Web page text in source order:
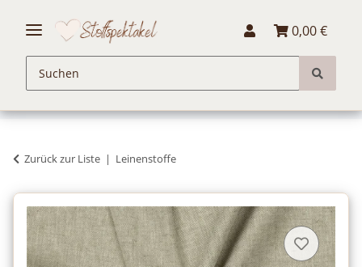
0,00 €
Zurück zur Liste Leinenstoffe